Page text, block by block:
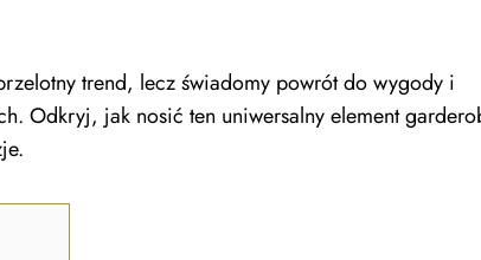
trend, lecz świadomy powrót do wygody i
Odkryj, jak nosić ten uniwersalny element